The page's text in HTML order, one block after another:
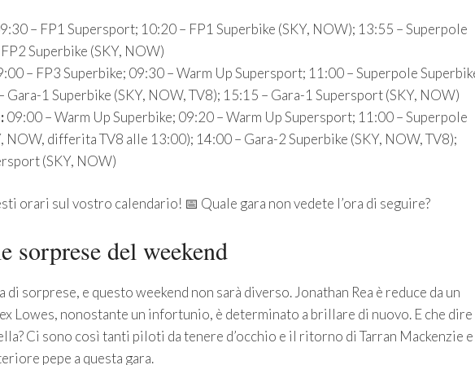
– FP1 Supersport; 10:20 – FP1 Superbike (SKY, NOW); 13:55 – Superpole
Superbike (SKY, NOW)
– FP3 Superbike; 09:30 – Warm Up Supersport; 11:00 – Superpole
Gara-1 Superbike (SKY, NOW, TV8); 15:15 – Gara-1 Supersport (SKY, NOW)
09:00 – Warm Up Superbike; 09:20 – Warm Up Supersport; 11:00 – Superpole
NOW, differita TV8 alle 13:00); 14:00 – Gara-2 Superbike (SKY, NOW, TV8);
(SKY, NOW)
orari sul vostro calendario! 📅 Quale gara non vedete l’ora di seguire?
sorprese del weekend
di sorprese, e questo weekend non sarà diverso. Jonathan Rea è reduce da un
Lowes, nonostante un infortunio, è determinato a brillare di nuovo. E che dire
Ci sono così tanti piloti da tenere d’occhio e il ritorno di Tarran Mackenzie e
pepe a questa gara.